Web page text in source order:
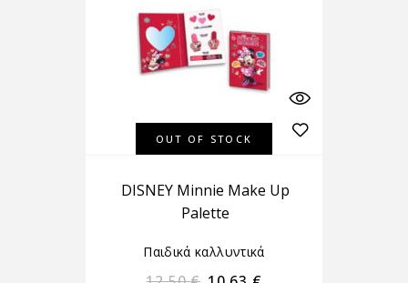
OUT OF STOCK
DISNEY Minnie Make Up
Palette
Παιδικά καλλυντικά